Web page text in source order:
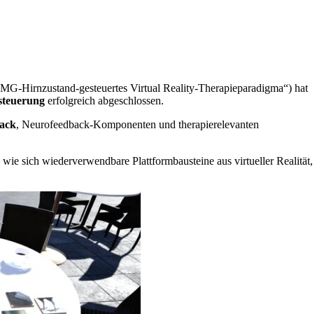
Hirnzustand-gesteuertes Virtual Reality-Therapieparadigma“) hat
erfolgreich abgeschlossen.
, Neurofeedback-Komponenten und therapierelevanten
sich wiederverwendbare Plattformbausteine aus virtueller Realität,